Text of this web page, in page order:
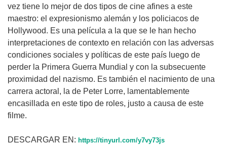
vez tiene lo mejor de dos tipos de cine afines a este
maestro: el expresionismo alemán y los policiacos de
Hollywood. Es una película a la que se le han hecho
interpretaciones de contexto en relación con las adversas
condiciones sociales y políticas de este país luego de
perder la Primera Guerra Mundial y con la subsecuente
proximidad del nazismo. Es también el nacimiento de una
carrera actoral, la de Peter Lorre, lamentablemente
encasillada en este tipo de roles, justo a causa de este
filme.
DESCARGAR EN: https://tinyurl.com/y7vy73js